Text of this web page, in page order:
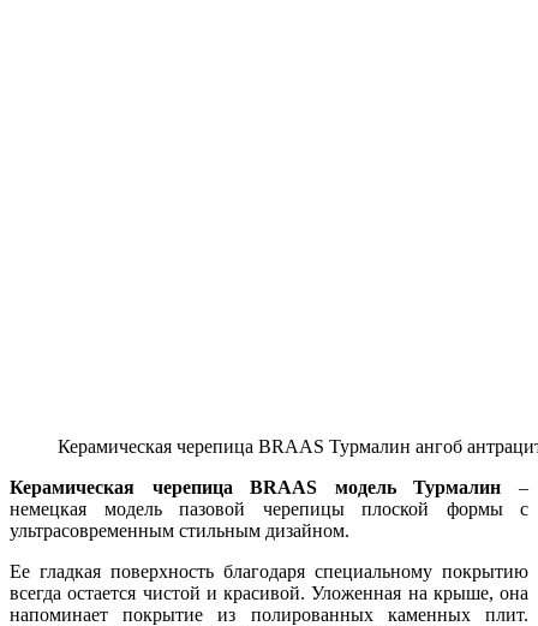
Керамическая черепица BRAAS Турмалин ангоб
Керамическая черепица BRAAS модель Турмалин –
немецкая модель пазовой черепицы плоской формы с
ультрасовременным стильным дизайном.
Ее гладкая поверхность благодаря специальному покрытию
всегда остается чистой и красивой. Уложенная на крыше, она
напоминает покрытие из полированных каменных плит.